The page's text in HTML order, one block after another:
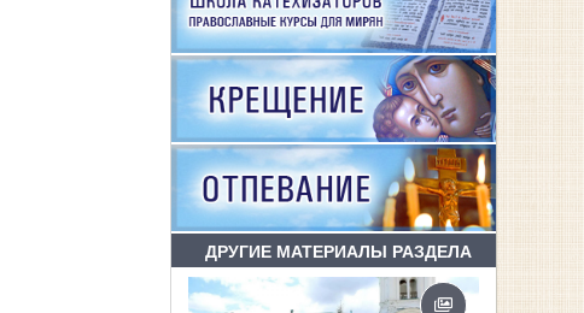
ДРУГИЕ МАТЕРИАЛЫ РАЗДЕЛА